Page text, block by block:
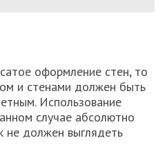
оформление стен, то
и стенами должен быть
Использование
случае абсолютно
не должен выглядеть